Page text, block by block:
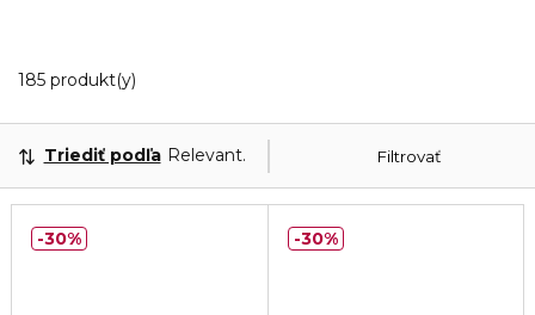
185 produkt(y)
Filtrovať
Triediť podľa Relevantnosť
30% 30%